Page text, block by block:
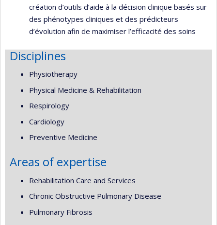
création d’outils d’aide à la décision clinique basés sur
des phénotypes cliniques et des prédicteurs
d’évolution afin de maximiser l’efficacité des soins
Disciplines
Physiotherapy
Physical Medicine & Rehabilitation
Respirology
Cardiology
Preventive Medicine
Areas of expertise
Rehabilitation Care and Services
Chronic Obstructive Pulmonary Disease
Pulmonary Fibrosis